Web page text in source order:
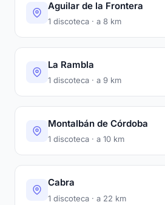
Aguilar de la Frontera
1 discoteca · a 8 km
La Rambla
1 discoteca · a 9 km
Montalbán de Córdoba
1 discoteca · a 10 km
Cabra
1 discoteca · a 22 km